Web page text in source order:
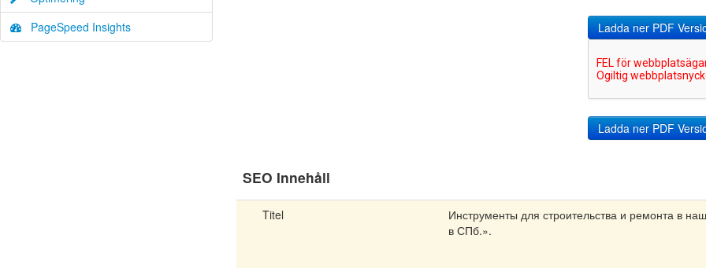
PageSpeed Insights
Ladda ner PDF
SEO Innehåll
Titel
Инструменты для строительства и ремонта в
в СПб.».